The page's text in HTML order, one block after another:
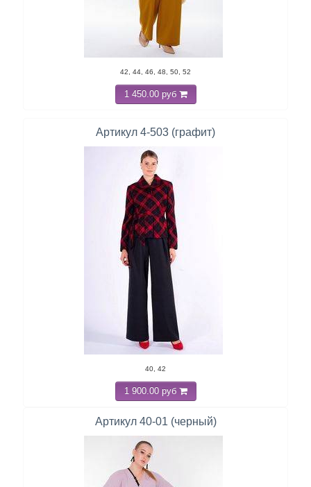
42, 44, 46, 48, 50, 52
1 450.00 руб
Артикул 4-503 (графит)
40, 42
1 900.00 руб
Артикул 40-01 (черный)